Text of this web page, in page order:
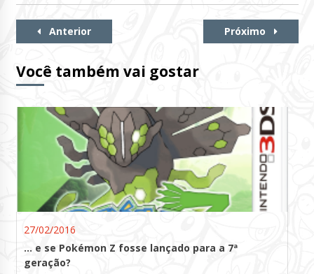
Continue
Anterior Próximo
Você também vai gostar
27/02/2016
… e se Pokémon Z fosse lançado para a 7ª
geração?